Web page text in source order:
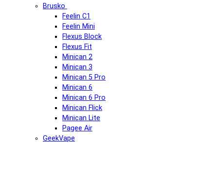
Brusko
Feelin C1
Feelin Mini
Flexus Block
Flexus Fit
Minican 2
Minican 3
Minican 5 Pro
Minican 6
Minican 6 Pro
Minican Flick
Minican Lite
Pagee Air
GeekVape